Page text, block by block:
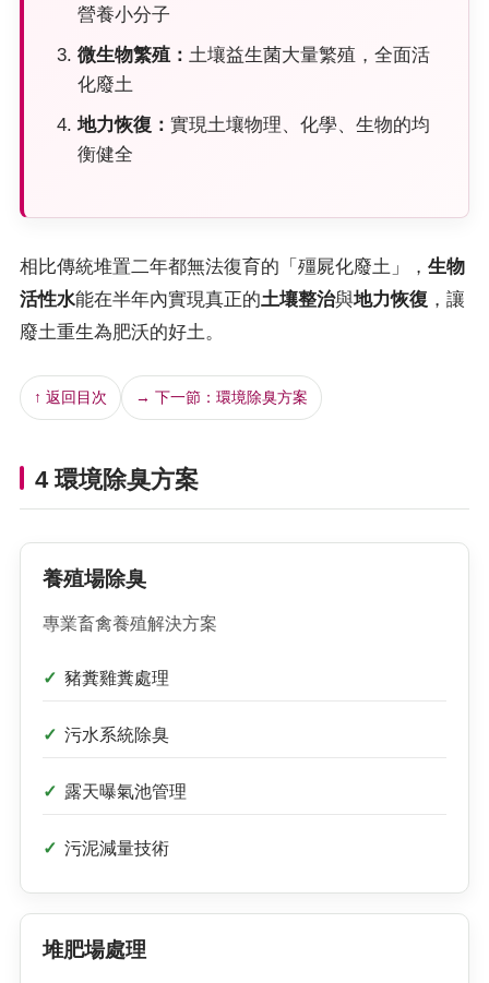
營養小分子
微生物繁殖： 土壤益生菌大量繁殖，全面活
化廢土
地力恢復： 實現土壤物理、化學、生物的均
衡健全
相比傳統堆置二年都無法復育的「殭屍化廢土」， 生物
活性水能在半年內實現真正的土壤整治與地力恢復 ，讓
廢土重生為肥沃的好土。
↑ 返回目次 → 下一節：環境除臭方案
4 環境除臭方案
養殖場除臭
專業畜禽養殖解決方案
豬糞雞糞處理
污水系統除臭
露天曝氣池管理
污泥減量技術
堆肥場處理